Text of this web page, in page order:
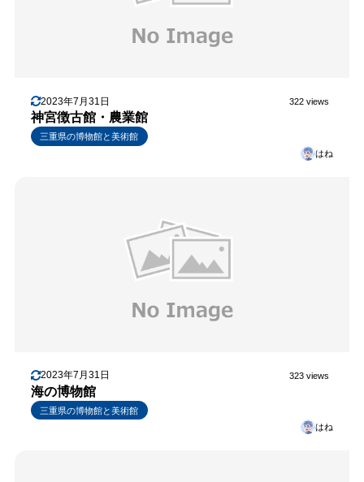
2023年7月31日 322 views
神宮徴古館・農業館
三重県の博物館と美術館
はね
2023年7月31日 323 views
海の博物館
三重県の博物館と美術館
はね